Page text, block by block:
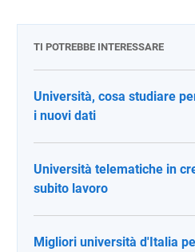
TI POTREBBE INTERESSARE
Università, cosa studiare
i nuovi dati
Università telematiche in
subito lavoro
Migliori università d'Italia